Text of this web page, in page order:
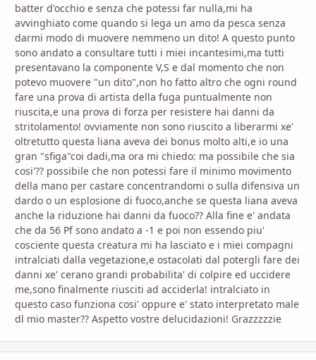
batter d'occhio e senza che potessi far nulla,mi ha
avvinghiato come quando si lega un amo da pesca senza
darmi modo di muovere nemmeno un dito! A questo punto
sono andato a consultare tutti i miei incantesimi,ma tutti
presentavano la componente V,S e dal momento che non
potevo muovere "un dito",non ho fatto altro che ogni round
fare una prova di artista della fuga puntualmente non
riuscita,e una prova di forza per resistere hai danni da
stritolamento! ovviamente non sono riuscito a liberarmi xe'
oltretutto questa liana aveva dei bonus molto alti,e io una
gran "sfiga"coi dadi,ma ora mi chiedo: ma possibile che sia
cosi'?? possibile che non potessi fare il minimo movimento
della mano per castare concentrandomi o sulla difensiva un
dardo o un esplosione di fuoco,anche se questa liana aveva
anche la riduzione hai danni da fuoco?? Alla fine e' andata
che da 56 Pf sono andato a -1 e poi non essendo piu'
cosciente questa creatura mi ha lasciato e i miei compagni
intralciati dalla vegetazione,e ostacolati dal potergli fare dei
danni xe' cerano grandi probabilita' di colpire ed uccidere
me,sono finalmente riusciti ad acciderla! intralciato in
questo caso funziona cosi' oppure e' stato interpretato male
dl mio master?? Aspetto vostre delucidazioni! Grazzzzzie